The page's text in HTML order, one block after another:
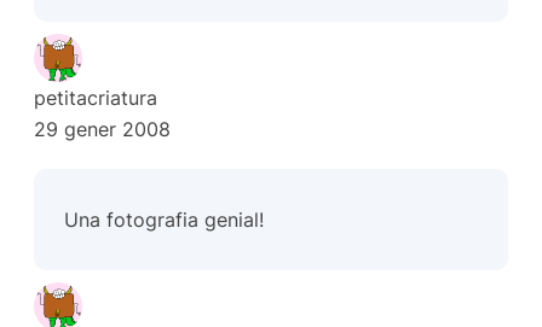
petitacriatura
29 gener 2008
Una fotografia genial!